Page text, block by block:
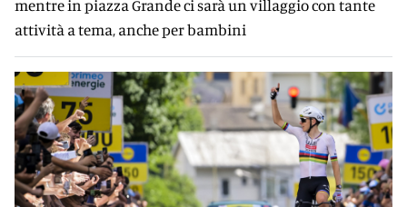
mentre in piazza Grande ci sarà un villaggio con tante
attività a tema, anche per bambini